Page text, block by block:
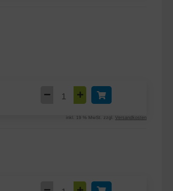
inkl. 19 % MwSt. zzgl. Versandkosten